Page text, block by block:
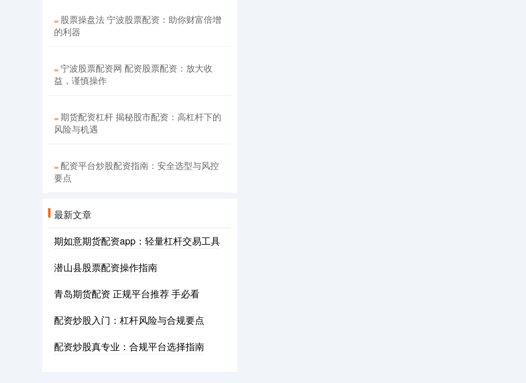
股票操盘法 宁波股票配资：助你财富倍增
的利器
宁波股票配资网 配资股票配资：放大收
益，谨慎操作
期货配资杠杆 揭秘股市配资：高杠杆下的
风险与机遇
配资平台炒股配资指南：安全选型与风控
要点
最新文章
期如意期货配资app：轻量杠杆交易工具
潜山县股票配资操作指南
青岛期货配资 正规平台推荐 手必看
配资炒股入门：杠杆风险与合规要点
配资炒股真专业：合规平台选择指南